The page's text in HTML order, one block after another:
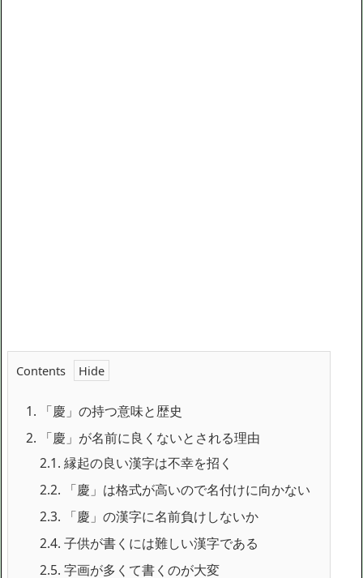
Contents
1. 「慶」の持つ意味と歴史
2. 「慶」が名前に良くないとされる理由
2.1. 縁起の良い漢字は不幸を招く
2.2. 「慶」は格式が高いので名付けに向かない
2.3. 「慶」の漢字に名前負けしないか
2.4. 子供が書くには難しい漢字である
2.5. 字画が多くて書くのが大変